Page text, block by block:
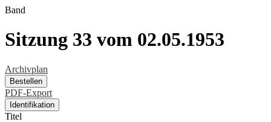
Band
Sitzung 33 vom 02.05.1953
Archivplan
Bestellen
PDF-Export
Identifikation
Titel